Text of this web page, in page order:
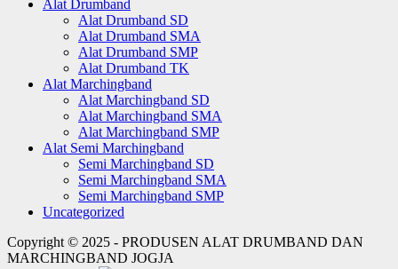
Alat Drumband
Alat Drumband SD
Alat Drumband SMA
Alat Drumband SMP
Alat Drumband TK
Alat Marchingband
Alat Marchingband SD
Alat Marchingband SMA
Alat Marchingband SMP
Alat Semi Marchingband
Semi Marchingband SD
Semi Marchingband SMA
Semi Marchingband SMP
Uncategorized
Copyright © 2025 - PRODUSEN ALAT DRUMBAND DAN
MARCHINGBAND JOGJA